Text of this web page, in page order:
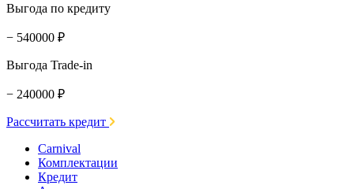
Выгода по кредиту
− 540000 ₽
Выгода Trade-in
− 240000 ₽
Рассчитать кредит
Carnival
Комплектации
Кредит